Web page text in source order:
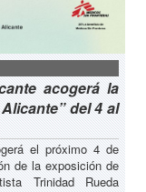
acogerá la
del 4 al
el próximo 4 de
de la exposición de
Trinidad Rueda